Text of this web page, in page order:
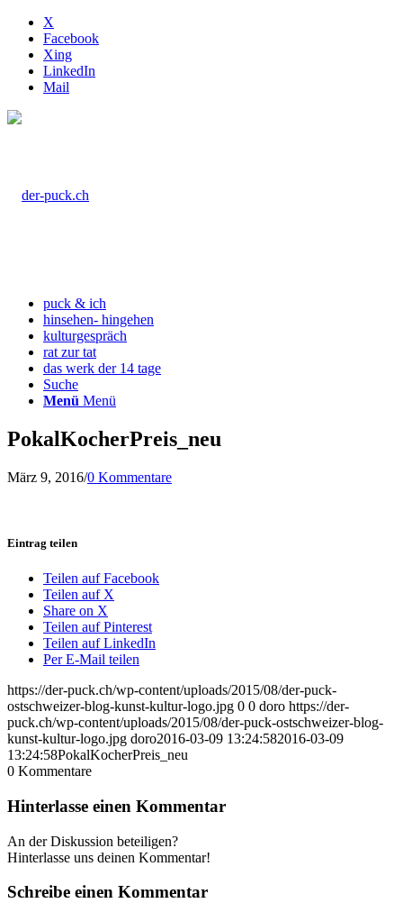
X
Facebook
Xing
LinkedIn
Mail
puck & ich
hinsehen- hingehen
kulturgespräch
rat zur tat
das werk der 14 tage
Suche
Menü Menü
PokalKocherPreis_neu
März 9, 2016/0 Kommentare
Eintrag teilen
Teilen auf Facebook
Teilen auf X
Share on X
Teilen auf Pinterest
Teilen auf LinkedIn
Per E-Mail teilen
https://der-puck.ch/wp-content/uploads/2015/08/der-puck-
ostschweizer-blog-kunst-kultur-logo.jpg 0 0 doro https://der-
puck.ch/wp-content/uploads/2015/08/der-puck-ostschweizer-blog-
kunst-kultur-logo.jpg doro2016-03-09 13:24:582016-03-09
13:24:58PokalKocherPreis_neu
0 Kommentare
Hinterlasse einen Kommentar
An der Diskussion beteiligen?
Hinterlasse uns deinen Kommentar!
Schreibe einen Kommentar